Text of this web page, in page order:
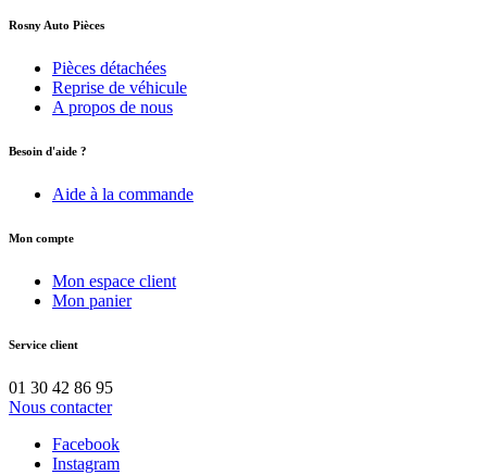
Rosny Auto Pièces
Pièces détachées
Reprise de véhicule
A propos de nous
Besoin d'aide ?
Aide à la commande
Mon compte
Mon espace client
Mon panier
Service client
01 30 42 86 95
Nous contacter
Facebook
Instagram